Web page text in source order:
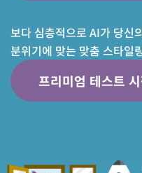
보다 심층적으로 AI가 당신
분위기에 맞는 맞춤 스타일
프리미엄 테스트